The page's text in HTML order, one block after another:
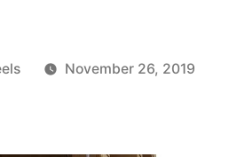
November 26, 2019